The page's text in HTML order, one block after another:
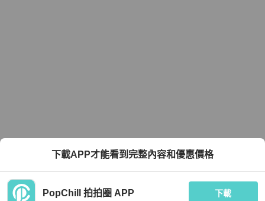
下載APP才能看到完整內容和優惠價格
PopChill 拍拍圈 APP 下載